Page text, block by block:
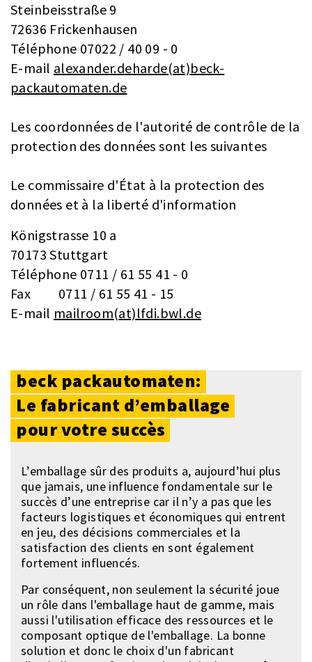
Steinbeisstraße 9
72636 Frickenhausen
Téléphone 07022 / 40 09 - 0
E-mail alexander.deharde(at)beck-
packautomaten.de
Les coordonnées de l'autorité de contrôle de la
protection des données sont les suivantes
Le commissaire d'État à la protection des
données et à la liberté d'information
Königstrasse 10 a
70173 Stuttgart
Téléphone 0711 / 61 55 41 - 0
Fax 0711 / 61 55 41 - 15
E-mail mailroom(at)lfdi.bwl.de
beck packautomaten:
Le fabricant d’emballage
pourvotre succès
L’emballage sûr des produits a, aujourd’hui plus
que jamais, une influence fondamentale sur le
succès d’une entreprise car il n’y a pas que les
facteurs logistiques et économiques qui entrent
en jeu, des décisions commerciales et la
satisfaction des clients en sont également
fortement influencés.
Par conséquent, non seulement la sécurité joue
un rôle dans l'emballage haut de gamme, mais
aussi l'utilisation efficace des ressources et le
composant optique de l'emballage. La bonne
solution et donc le choix d'un fabricant